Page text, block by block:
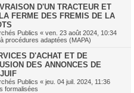
D'UN TRACTEUR ET
FERME DES FREMIS DE LA
Publics « ven. 23 août 2024, 10:34
procédures adaptées (MAPA)
D'ACHAT ET DE
DES ANNONCES DE
Publics « jeu. 04 juil. 2024, 11:36
formalisées